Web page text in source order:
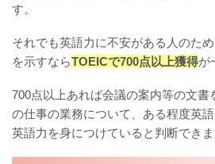
す。
それでも英語力に不安がある人のた
を示すならTOEICで700点以上獲得が
700点以上あれば会議の案内等の文書
の仕事の業務について、ある程度英
英語力を身につけていると判断できま